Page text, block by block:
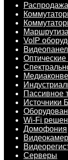
VoIP
Пассивное
Источники
Wi-Fi
Домофония
Серверы